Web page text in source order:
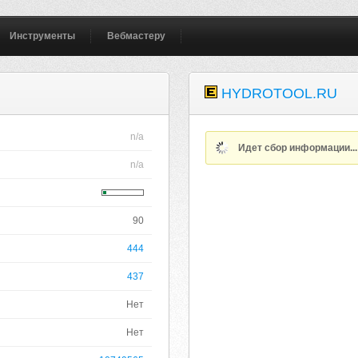
Инструменты Вебмастеру
n/a
n/a
90
444
437
Нет
Нет
HYDROTOOL.RU
Идет сбор